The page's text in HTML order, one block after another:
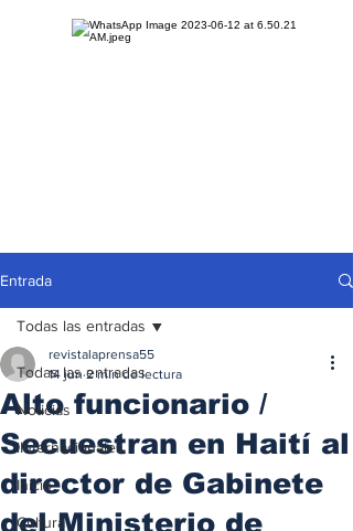
Entrada
Todas las entradas
Noticias
iInternacionales
Inicio
Cultura
Todas las entradas
Alto funcionario /
Secuestran en Haití al
director de Gabinete
del Ministerio de
revistalaprensa55
14 jun 2 min de lectura